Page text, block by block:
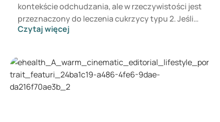
kontekście odchudzania, ale w rzeczywistości jest
przeznaczony do leczenia cukrzycy typu 2. Jeśli
zależy ci na wsparciu w kontroli masy ciała,
terapii zależy od lekarza, który bierze pod uwagę
twój stan zdrowia, BMI i stosowane leki.
Czytaj więcej